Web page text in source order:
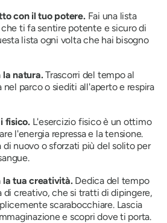
con il tuo potere.Fai una lista
ti fa sentire potente e sicuro di
lista ogni volta che hai bisogno
natura.Trascorri del tempo al
nel parco o siediti all'aperto e respira
fisico. L'esercizio fisico è un ottimo
l'energia repressa e la tensione.
di nuovo o sforzati più del solito per
tua creatività.Dedica del tempo
di creativo, che si tratti di dipingere,
scarabocchiare. Lascia
e scopri dove ti porta.